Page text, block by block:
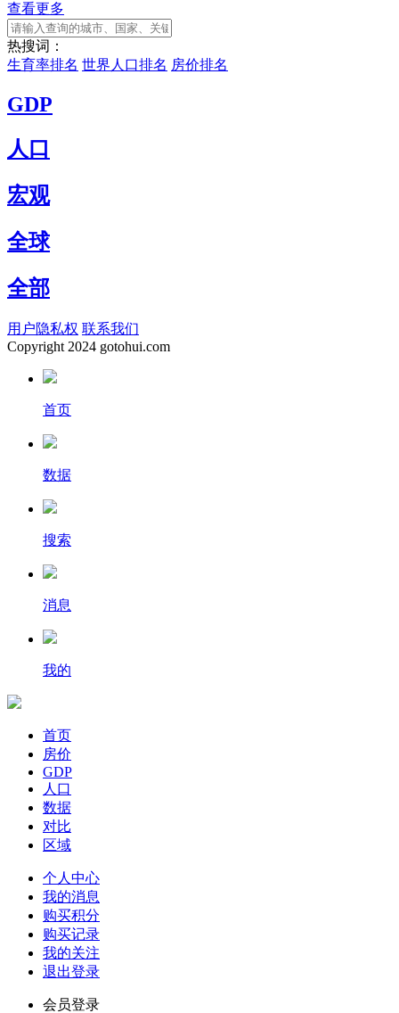
查看更多
热搜词：
生育率排名 世界人口排名 房价排名
GDP
人口
宏观
全球
全部
用户隐私权 联系我们
Copyright 2024 gotohui.com
首页
数据
搜索
消息
我的
首页
房价
GDP
人口
数据
对比
区域
个人中心
我的消息
购买积分
购买记录
我的关注
退出登录
会员登录